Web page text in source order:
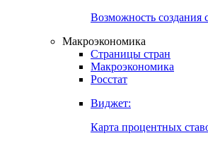
Возможность создания
Макроэкономика
Страницы стран
Макроэкономика
Росстат
Виджет:
Карта процентных